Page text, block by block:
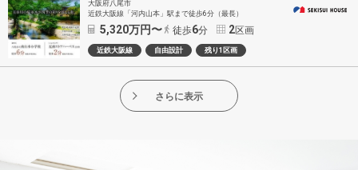
大阪府八尾市
近鉄大阪線「河内山本」駅まで徒歩6分（最長）
5,320万円〜 徒歩6分 2区画
近鉄大阪線 自由設計 残り1区画
さらに表示